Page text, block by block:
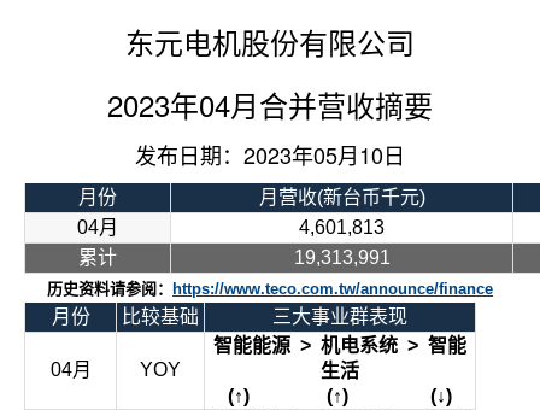
东元电机股份有限公司
2023年04月合并营收摘要
发布日期： 2023年05月 10 日
月份 月营收(新台币千元)
04月
4,601,813
累计
19,313,991
历史资料请参阅： https://www.teco.com.tw/announce/finance
月份 比较基础 三大事业群表现
04月 YOY
智能能源 > 机电系统 > 智能
生活
(↑) (↑) (↓)